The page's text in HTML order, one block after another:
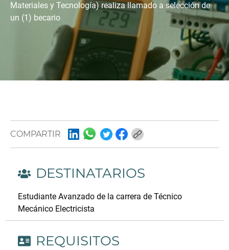
Materiales y Tecnología) realiza llamado a selección de
un (1) becario
DESTINATARIOS
Estudiante Avanzado de la carrera de Técnico
Mecánico Electricista
REQUISITOS
COMPARTIR